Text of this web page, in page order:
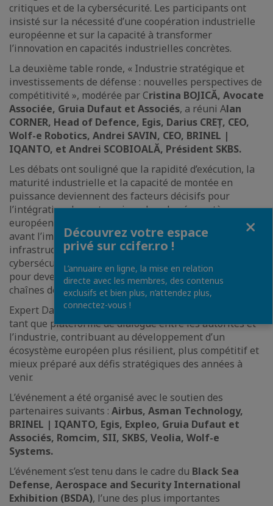
critiques et de la cybersécurité. Les participants ont
insisté sur la nécessité d’une coopération industrielle
européenne et sur la capacité à transformer
l’innovation en capacités industrielles concrètes.
La deuxième table ronde, « Industrie stratégique et
investissements de défense : nouvelles perspectives de
compétitivité », modérée par Cristina BOJICĂ, Avocate
Associée, Gruia Dufaut et Associés, a réuni Alan
CORNER, Head of Defence, Egis, Darius CREȚ, CEO,
Wolf-e Robotics, Andrei SAVIN, CEO, BRINEL |
IQANTO, et Andrei SCOBIOALĂ, Président SKBS.
Les débats ont souligné que la rapidité d’exécution, la
maturité industrielle et la capacité de montée en
puissance deviennent des facteurs décisifs pour
l’intégration des entreprises dans les écosystèmes
européens de défense. Les intervenants ont mis en
avant l’importance des investissements dans les
infrastructures stratégiques, la numérisation et la
cybersécurité, ainsi que le potentiel de la Roumanie
pour devenir un acteur majeur dans les nouvelles
chaînes de valeur européennes.
Expert Days CCIFER a réaffirmé le rôle de la CCIFER en
tant que plateforme de dialogue entre les autorités et
l’industrie, contribuant au développement d’un
écosystème européen plus résilient, plus compétitif et
mieux préparé aux défis stratégiques des années à
venir.
L’événement a été organisé avec le soutien des
partenaires suivants : Airbus, Asman Technology,
BRINEL | IQANTO, Egis, Expleo, Gruia Dufaut et
Associés, Romcim, SII, SKBS, Veolia, Wolf-e
Systems.
L’événement s’est tenu dans le cadre du Black Sea
Defense, Aerospace and Security International
Exhibition (BSDA), l’une des plus importantes
Découvrez votre espace
privé sur ccifer.ro !
L’annuaire en ligne, la mise en relation
directe avec les membres, des contenus
exclusifs et bien plus, n’attendez plus,
connectez-vous !